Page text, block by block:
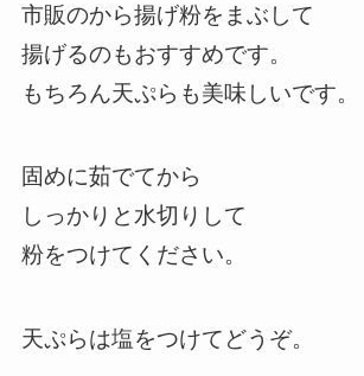
市販のから揚げ粉をまぶして
揚げるのもおすすめです。
もちろん天ぷらも美味しいです。
固めに茹でてから
しっかりと水切りして
粉をつけてください。
天ぷらは塩をつけてどうぞ。